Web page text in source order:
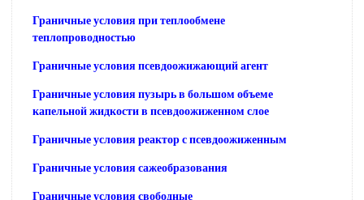
Граничные условия при теплообмене
теплопроводностью
Граничные условия псевдоожижающий агент
Граничные условия пузырь в большом объеме
капельной жидкости в псевдоожиженном слое
Граничные условия реактор с псевдоожиженным
Граничные условия сажеобразования
Граничные условия свободные